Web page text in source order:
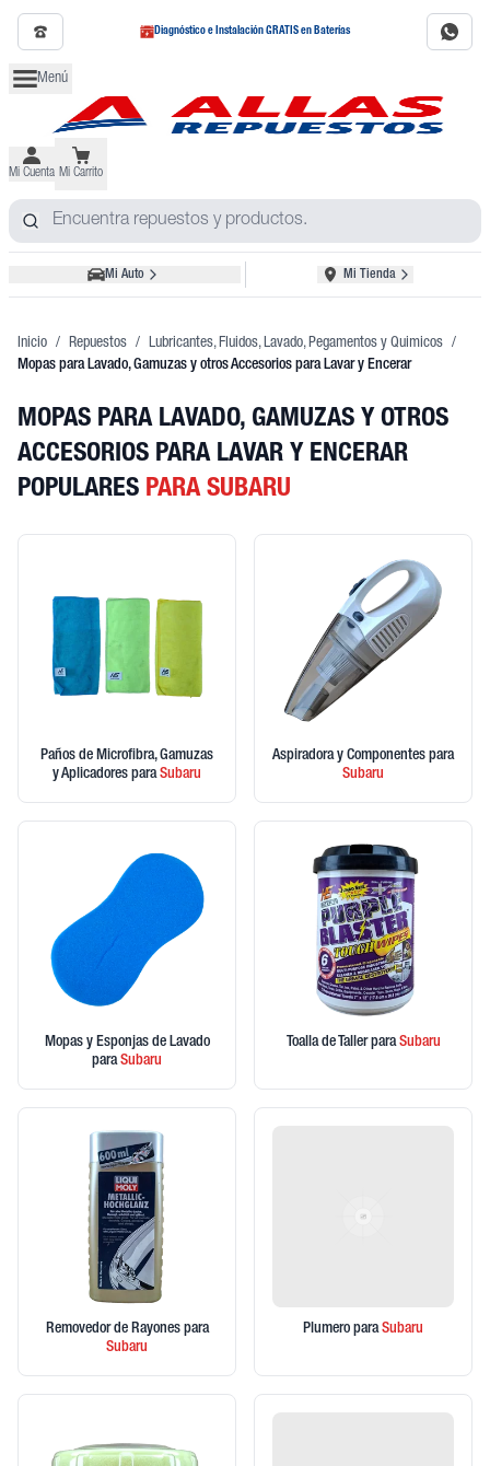
Diagnóstico e Instalación GRATIS en Baterías
Menú
Mi Cuenta Mi Carrito
Mi Auto Mi Tienda
Inicio / Repuestos / Lubricantes, Fluidos, Lavado, Pegamentos y Quimicos /
Mopas para Lavado, Gamuzas y otros Accesorios para Lavar y Encerar
MOPAS PARA LAVADO, GAMUZAS Y OTROS
ACCESORIOS PARA LAVAR Y ENCERAR
POPULARES PARA SUBARU
Paños de Microfibra, Gamuzas
y Aplicadores paraSubaru
Aspiradora y Componentes para
Subaru
Mopas y Esponjas de Lavado
paraSubaru
Toalla de Taller paraSubaru
Removedor de Rayones para
Subaru
Plumero paraSubaru